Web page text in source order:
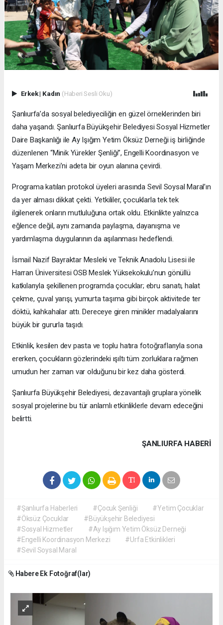
Erkek| Kadın (Haberi Sesli Oku)
Şanlıurfa’da sosyal belediyeciliğin en güzel örneklerinden biri
daha yaşandı. Şanlıurfa Büyükşehir Belediyesi Sosyal Hizmetler
Daire Başkanlığı ile Ay Işığım Yetim Öksüz Derneği iş birliğinde
düzenlenen “Minik Yürekler Şenliği”, Engelli Koordinasyon ve
Yaşam Merkezi’ni adeta bir oyun alanına çevirdi.
Programa katılan protokol üyeleri arasında Sevil Soysal Maral’ın
da yer alması dikkat çekti. Yetkililer, çocuklarla tek tek
ilgilenerek onların mutluluğuna ortak oldu. Etkinlikte yalnızca
eğlence değil, aynı zamanda paylaşma, dayanışma ve
yardımlaşma duygularının da aşılanması hedeflendi.
İsmail Nazif Bayraktar Mesleki ve Teknik Anadolu Lisesi ile
Harran Üniversitesi OSB Meslek Yüksekokulu’nun gönüllü
katkılarıyla şekillenen programda çocuklar; ebru sanatı, halat
çekme, çuval yarışı, yumurta taşıma gibi birçok aktivitede ter
döktü, kahkahalar attı. Dereceye giren minikler madalyalarını
büyük bir gururla taşıdı.
Etkinlik, kesilen dev pasta ve toplu hatıra fotoğraflarıyla sona
ererken, çocukların gözlerindeki ışıltı tüm zorluklara rağmen
umudun her zaman var olduğunu bir kez daha gösterdi.
Şanlıurfa Büyükşehir Belediyesi, dezavantajlı gruplara yönelik
sosyal projelerine bu tür anlamlı etkinliklerle devam edeceğini
belirtti.
ŞANLIURFA HABERİ
#Şanlıurfa Haberleri #Çocuk Şenliği
#Yetim Çocuklar
#Öksüz Çocuklar
#Büyükşehir Belediyesi
#Sosyal Hizmetler
#Ay Işığım Yetim Öksüz Derneği
#Engelli Koordinasyon Merkezi
#Urfa Etkinlikleri
#Sevil Soysal Maral
Habere Ek Fotoğraf(lar)